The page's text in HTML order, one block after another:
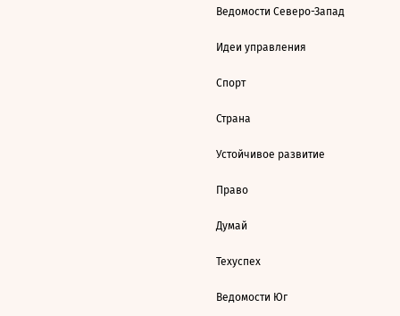
Ведомости Северо-Запад
Идеи управления
Спорт
Страна
Устойчивое развитие
Право
Думай
Техуспех
Ведомости Юг